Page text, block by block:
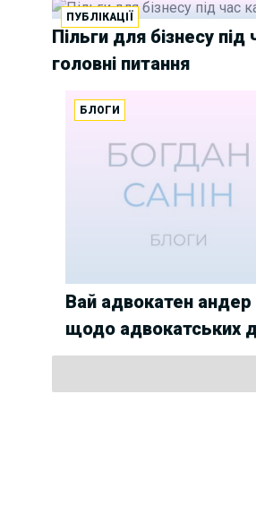
ПУБЛІКАЦІЇ
Пільги для бізнесу під
головні питання
БЛОГИ
Вай адвокатен андер
щодо адвокатських